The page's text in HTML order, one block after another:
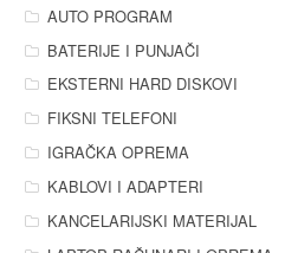
AUTO PROGRAM
BATERIJE I PUNJAČI
EKSTERNI HARD DISKOVI
FIKSNI TELEFONI
IGRAČKA OPREMA
KABLOVI I ADAPTERI
KANCELARIJSKI MATERIJAL